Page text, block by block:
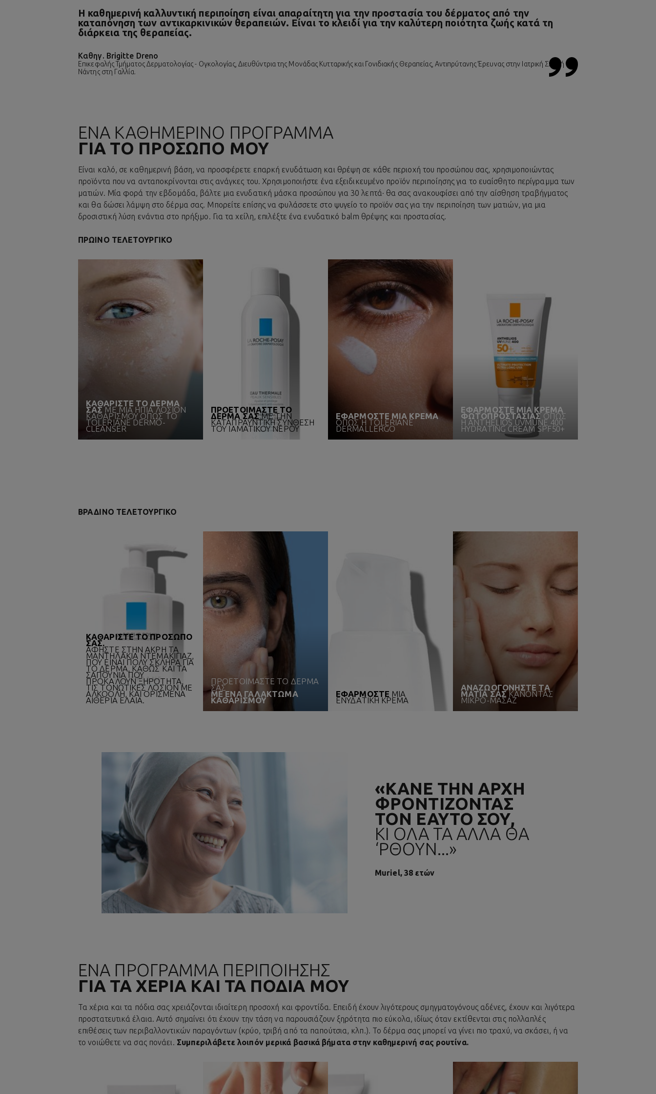
Η καθημερινή καλλυντική περιποίηση είναι απαραίτητη για την προστασία του δέρματος από την
καταπόνηση των αντικαρκινικών θεραπειών. Είναι το κλειδί για την καλύτερη ποιότητα ζωής κατά τη
διάρκεια της θεραπείας.
Καθηγ. Brigitte Dreno
Επικεφαλής Τμήματος Δερματολογίας - Ογκολογίας, Διευθύντρια της Μονάδας Κυτταρικής και Γονιδιακής Θεραπείας, Αντιπρύτανης Έρευνας στην Ιατρική Σχολή της
Νάντης στη Γαλλία.
ΕΝΑ ΚΑΘΗΜΕΡΙΝΟ ΠΡΟΓΡΑΜΜΑ
ΓΙΑ ΤΟ ΠΡΟΣΩΠΟ ΜΟΥ
Είναι καλό, σε καθημερινή βάση, να προσφέρετε επαρκή ενυδάτωση και θρέψη σε κάθε περιοχή του προσώπου σας, χρησιμοποιώντας
προϊόντα που να ανταποκρίνονται στις ανάγκες του. Χρησιμοποιήστε ένα εξειδικευμένο προϊόν περιποίησης για το ευαίσθητο περίγραμμα των
ματιών. Μία φορά την εβδομάδα, βάλτε μια ενυδατική μάσκα προσώπου για 30 λεπτά· θα σας ανακουφίσει από την αίσθηση τραβήγματος
και θα δώσει λάμψη στο δέρμα σας. Μπορείτε επίσης να φυλάσσετε στο ψυγείο το προϊόν σας για την περιποίηση των ματιών, για μια
δροσιστική λύση ενάντια στο πρήξιμο. Για τα χείλη, επιλέξτε ένα ενυδατικό balm θρέψης και προστασίας.
ΠΡΩΙΝΟ ΤΕΛΕΤΟΥΡΓΙΚΟ
ΚΑΘΑΡΙΣΤΕ ΤΟ ΔΕΡΜΑ
ΣΑΣΜΕ ΜΙΑ ΗΠΙΑ ΛΟΣΙΟΝ
ΚΑΘΑΡΙΣΜΟΥ ΟΠΩΣ ΤΟ
TOLERIANE DERMO-
CLEANSER
ΠΡΟΕΤΟΙΜΑΣΤΕ ΤΟ
ΔΕΡΜΑ ΣΑΣΜΕ ΤΗΝ
ΚΑΤΑΠΡΑΫΝΤΙΚΗ ΣΥΝΘΕΣΗ
ΤΟΥ ΙΑΜΑΤΙΚΟΥ ΝΕΡΟΥ
ΕΦΑΡΜΟΣΤΕ ΜΙΑ ΚΡΕΜΑ
ΟΠΩΣ Η TOLERIANE
DERMALLERGO
ΕΦΑΡΜΟΣΤΕ ΜΙΑ ΚΡΕΜΑ
ΦΩΤΟΠΡΟΣΤΑΣΙΑΣ ΟΠΩΣ
Η ANTHELIOS UVMUNE 400
HYDRATING CREAM SPF50+
ΒΡΑΔΙΝΟ ΤΕΛΕΤΟΥΡΓΙΚΟ
ΚΑΘΑΡΙΣΤΕ ΤΟ ΠΡΟΣΩΠΟ
ΣΑΣ.
ΑΦΗΣΤΕ ΣΤΗΝ ΑΚΡΗ ΤΑ
ΜΑΝΤΗΛΑΚΙΑ ΝΤΕΜΑΚΙΓΙΑΖ,
ΠΟΥ ΕΙΝΑΙ ΠΟΛΥ ΣΚΛΗΡΑ ΓΙΑ
ΤΟ ΔΕΡΜΑ, ΚΑΘΩΣ ΚΑΙ ΤΑ
ΣΑΠΟΥΝΙΑ ΠΟΥ
ΠΡΟΚΑΛΟΥΝ ΞΗΡΟΤΗΤΑ,
ΤΙΣ ΤΟΝΩΤΙΚΕΣ ΛΟΣΙΟΝ ΜΕ
ΑΛΚΟΟΛΗ, ΚΑΙ ΟΡΙΣΜΕΝΑ
ΑΙΘΕΡΙΑ ΕΛΑΙΑ.
ΠΡΟΕΤΟΙΜΑΣΤΕ ΤΟ ΔΕΡΜΑ
ΣΑΣ
ΜΕ ΕΝΑ ΓΑΛΑΚΤΩΜΑ
ΚΑΘΑΡΙΣΜΟΥ
ΕΦΑΡΜΟΣΤΕ ΜΙΑ
ΕΝΥΔΑΤΙΚΗ ΚΡΕΜΑ
ΑΝΑΖΩΟΓΟΝΗΣΤΕ ΤΑ
ΜΑΤΙΑ ΣΑΣ ΚΑΝΟΝΤΑΣ
ΜΙΚΡΟ-ΜΑΣΑΖ
«ΚΑΝΕ ΤΗΝ ΑΡΧΗ
ΦΡΟΝΤΙΖΟΝΤΑΣ
ΤΟΝ ΕΑΥΤΟ ΣΟΥ,
ΚΙ ΟΛΑ ΤΑ ΑΛΛΑ ΘΑ
‘ΡΘΟΥΝ...»
Muriel, 38 ετών
ΕΝΑ ΠΡΟΓΡΑΜΜΑ ΠΕΡΙΠΟΙΗΣΗΣ
ΓΙΑ ΤΑ ΧΕΡΙΑ ΚΑΙ ΤΑ ΠΟΔΙΑ ΜΟΥ
Τα χέρια και τα πόδια σας χρειάζονται ιδιαίτερη προσοχή και φροντίδα. Επειδή έχουν λιγότερους σμηγματογόνους αδένες, έχουν και λιγότερα
προστατευτικά έλαια. Αυτό σημαίνει ότι έχουν την τάση να παρουσιάζουν ξηρότητα πιο εύκολα, ιδίως όταν εκτίθενται στις πολλαπλές
επιθέσεις των περιβαλλοντικών παραγόντων (κρύο, τριβή από τα παπούτσια, κλπ.). Το δέρμα σας μπορεί να γίνει πιο τραχύ, να σκάσει, ή να
το νοιώθετε να σας πονάει. Συμπεριλάβετε λοιπόν μερικά βασικά βήματα στην καθημερινή σας ρουτίνα.